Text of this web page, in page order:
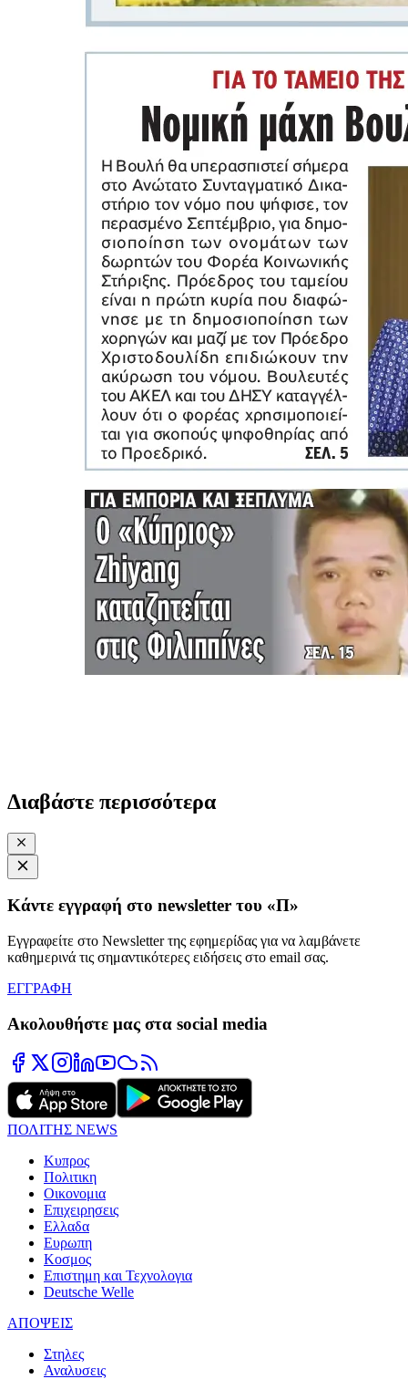
Διαβάστε περισσότερα
Κάντε εγγραφή στο newsletter του «Π»
Εγγραφείτε στο Newsletter της εφημερίδας για να λαμβάνετε
καθημερινά τις σημαντικότερες ειδήσεις στο email σας.
ΕΓΓΡΑΦΗ
Ακολουθήστε μας στα social media
ΠΟΛΙΤΗΣ NEWS
Κυπρος
Πολιτικη
Οικονομια
Επιχειρησεις
Ελλαδα
Ευρωπη
Κοσμος
Επιστημη και Τεχνολογια
Deutsche Welle
ΑΠΟΨΕΙΣ
Στηλες
Αναλυσεις